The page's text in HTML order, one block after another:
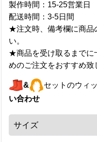
製作時間：15-25営業日
配送時間：3-5日間
★注文時、備考欄に商品
い。
★商品を受け取るまでに
めのご注文をおすすめ致
& セットのウィ
い合わせ
サイズ